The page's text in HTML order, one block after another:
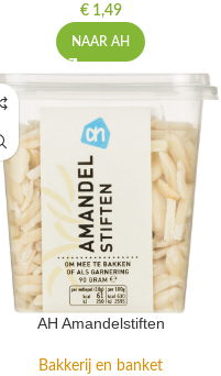
€1,49
NAAR AH
AH Amandelstiften
Bakkerij en banket